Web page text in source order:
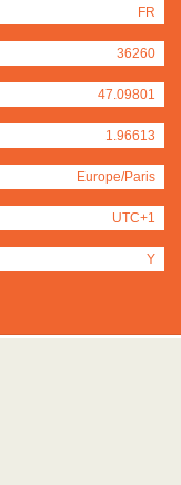
FR
36260
47.09801
1.96613
Europe/Paris
UTC+1
Y